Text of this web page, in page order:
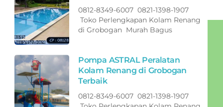
0812-8349-6007 0821-1398-1907
Toko Perlengkapan Kolam Renang
di Grobogan Murah Bagus
Pompa ASTRAL Peralatan
Kolam Renang di Grobogan
Terbaik
0812-8349-6007 0821-1398-1907